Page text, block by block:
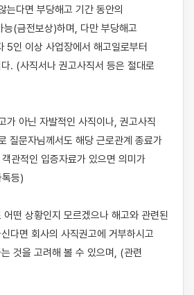
는다면 부당해고 기간 동안의
능(금전보상)하며, 다만 부당해고
5인 이상 사업장에서 해고일로부터
. (사직서나 권고사직서 등은 절대로
가 아닌 자발적인 사직이나, 권고사직
질문자님께서도 해당 근로관계 종료가
관적인 입증자료가 있으면 의미가
등)
어떤 상황인지 모르겠으나 해고와 관련된
다면 회사의 사직권고에 거부하시고
것을 고려해 볼 수 있으며, (관련